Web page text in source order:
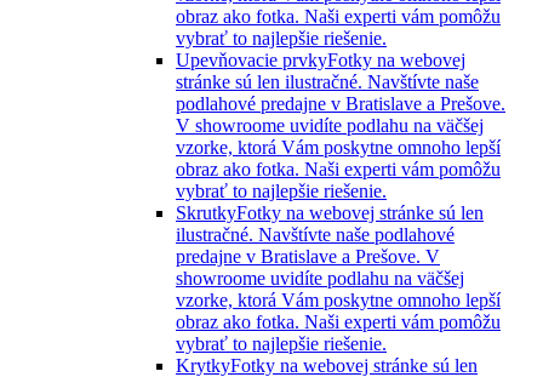
obraz ako fotka. Naši experti vám pomôžu
vybrať to najlepšie riešenie.
Upevňovacie prvkyFotky na webovej
stránke sú len ilustračné. Navštívte naše
podlahové predajne v Bratislave a Prešove.
V showroome uvidíte podlahu na väčšej
vzorke, ktorá Vám poskytne omnoho lepší
obraz ako fotka. Naši experti vám pomôžu
vybrať to najlepšie riešenie.
SkrutkyFotky na webovej stránke sú len
ilustračné. Navštívte naše podlahové
predajne v Bratislave a Prešove. V
showroome uvidíte podlahu na väčšej
vzorke, ktorá Vám poskytne omnoho lepší
obraz ako fotka. Naši experti vám pomôžu
vybrať to najlepšie riešenie.
KrytkyFotky na webovej stránke sú len